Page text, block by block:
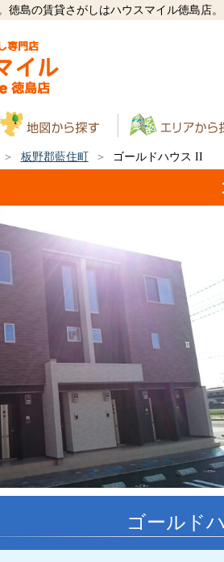
徳島の賃貸さがしはハウスマイル徳島店。
板野郡藍住町 ゴールドハウス II
ゴールド